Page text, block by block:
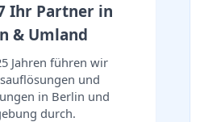
Ihr Partner in
& Umland
Jahren führen wir
und
in Berlin und
durch.